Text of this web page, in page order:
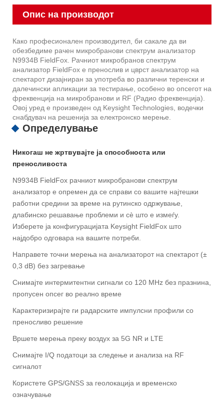
Опис на производот
Како професионален производител, би сакале да ви
обезбедиме рачен микробранови спектрум анализатор
N9934B FieldFox. Рачниот микробранов спектрум
анализатор FieldFox е пренослив и цврст анализатор на
спектарот дизајниран за употреба во различни теренски и
далечински апликации за тестирање, особено во опсегот на
фреквенција на микробранови и RF (Радио фреквенција).
Овој уред е произведен од Keysight Technologies, водечки
снабдувач на решенија за електронско мерење.
Определување
Никогаш не жртвувајте ја способноста или
преносливоста
N9934B FieldFox рачниот микробранови спектрум
анализатор е опремен да се справи со вашите најтешки
работни средини за време на рутинско одржување,
длабинско решавање проблеми и сè што е измеѓу.
Изберете ја конфигурацијата Keysight FieldFox што
најдобро одговара на вашите потреби.
Направете точни мерења на анализаторот на спектарот (±
0,3 dB) без загревање
Снимајте интермитентни сигнали со 120 MHz без празнина,
пропусен опсег во реално време
Карактеризирајте ги радарските импулсни профили со
преносливо решение
Вршете мерења преку воздух за 5G NR и LTE
Снимајте I/Q податоци за следење и анализа на RF
сигналот
Користете GPS/GNSS за геолокација и временско
означување